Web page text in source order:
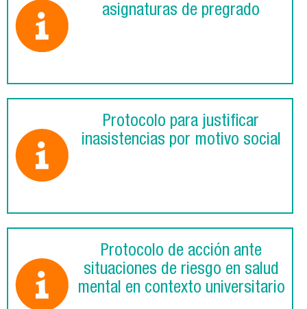
asignaturas de pregrado
Protocolo para justificar
inasistencias por motivo social
Protocolo de acción ante
situaciones de riesgo en salud
mental en contexto universitario